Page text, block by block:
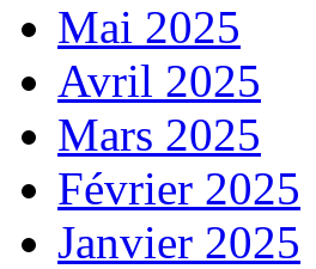
Mai 2025
Avril 2025
Mars 2025
Février 2025
Janvier 2025